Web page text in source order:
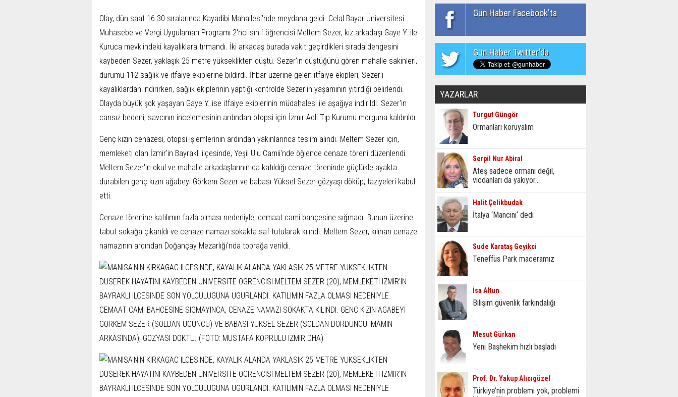
Olay, dün saat 16.30 sıralarında Kayadibi Mahallesi'nde meydana geldi. Celal Bayar Üniversitesi
Muhasebe ve Vergi Uygulamarı Programı 2'nci sınıf öğrencisi Meltem Sezer, kız arkadaşı Gaye Y. ile
Kuruca mevkiindeki kayalıklara tırmandı. İki arkadaş burada vakit geçirdikleri sırada dengesini
kaybeden Sezer, yaklaşık 25 metre yükseklikten düştü. Sezer'in düştüğünü gören mahalle sakinleri,
durumu 112 sağlık ve itfaiye ekiplerine bildirdi. İhbar üzerine gelen itfaiye ekipleri, Sezer'i
kayalıklardan indirirken, sağlık ekiplerinin yaptığı kontrolde Sezer'in yaşamının yitirdiği belirlendi.
Olayda büyük şok yaşayan Gaye Y. ise itfaiye ekiplerinin müdahalesi ile aşağıya indirildi. Sezer'in
cansız bedeni, savcının incelemesinin ardından otopsi için İzmir Adli Tıp Kurumu morguna kaldırıldı.
Genç kızın cenazesi, otopsi işlemlerinin ardından yakınlarınca teslim alındı. Meltem Sezer için,
memleketi olan İzmir'in Bayraklı ilçesinde, Yeşil Ulu Camii'nde öğlende cenaze töreni düzenlendi.
Meltem Sezer'in okul ve mahalle arkadaşlarının da katıldığı cenaze töreninde güçlükle ayakta
durabilen genç kızın ağabeyi Görkem Sezer ve babası Yüksel Sezer gözyaşı döküp, taziyeleri kabul
etti.
Cenaze törenine katılımın fazla olması nedeniyle, cemaat cami bahçesine sığmadı. Bunun üzerine
tabut sokağa çıkarıldı ve cenaze namazı sokakta saf tutularak kılındı. Meltem Sezer, kılınan cenaze
namazının ardından Doğançay Mezarlığı'nda toprağa verildi.
Gün Haber Facebook'ta
Gün Haber Twitter'da
YAZARLAR
Turgut Güngör
Ormanları koruyalım
Serpil Nur Abiral
Ateş sadece ormanı değil,
vicdanları da yakıyor...
Halit Çelikbudak
İtalya ‘Mancini‘ dedi
Sude Karataş Geyikci
Teneffüs Park maceramız
İsa Altun
Bilişim güvenlik farkındalığı
Mesut Gürkan
Yeni Başhekim hızlı başladı
Prof. Dr. Yakup Alıcıgüzel
Türkiye’nin problemi yok, problemi